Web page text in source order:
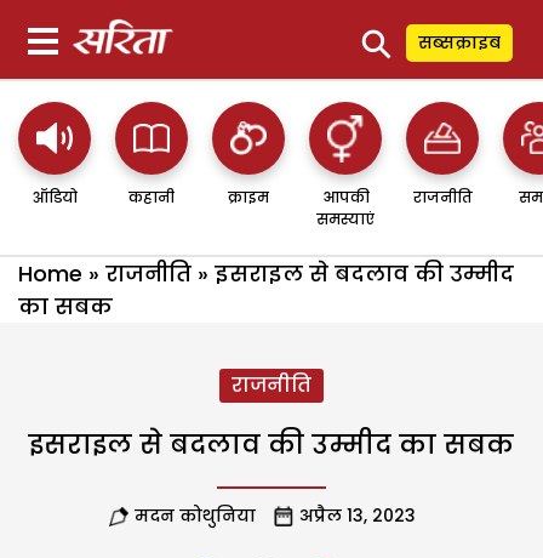
⚲ सब्सक्राइब
ऑडियो कहानी क्राइम
आपकी
समस्याएं
राजनीति
Home » राजनीति » इसराइल से बदलाव की उम्मीद
का सबक
राजनीति
इसराइल से बदलाव की उम्मीद का सबक
मदन कोथुनिया अप्रैल 13, 2023